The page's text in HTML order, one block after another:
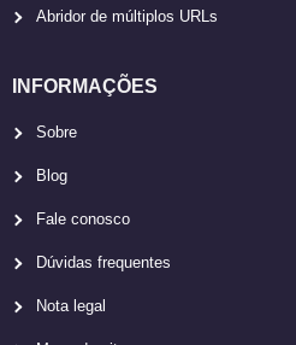
Abridor de múltiplos URLs
INFORMAÇÕES
Sobre
Blog
Fale conosco
Dúvidas frequentes
Nota legal